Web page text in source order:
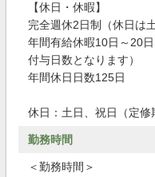
【休日・休暇】
完全週休2日制（休日は
年間有給休暇10日～20
付与日数となります）
年間休日日数125日
休日：土日、祝日（定修
勤務時間
＜勤務時間＞